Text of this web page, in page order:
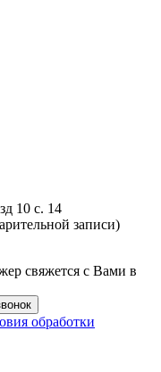
10 с. 14
записи)
свяжется с Вами в
обработки